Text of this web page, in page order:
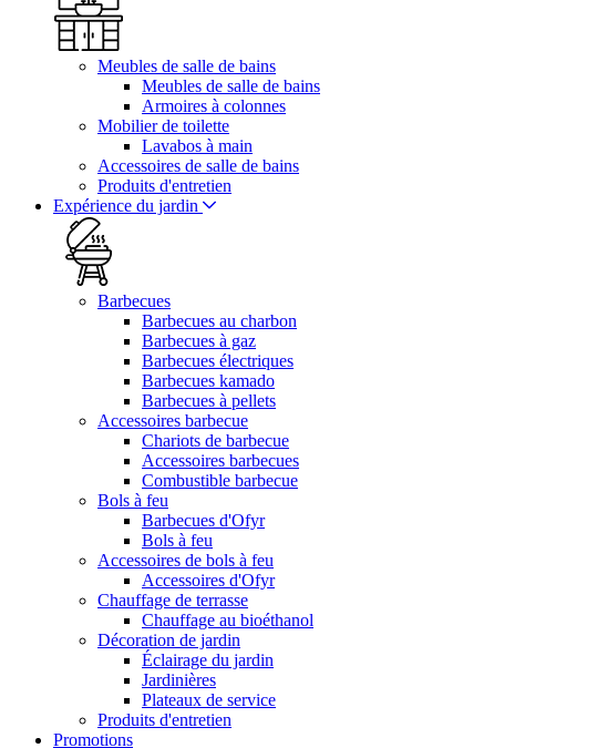
Meubles de salle de bains
Meubles de salle de bains
Armoires à colonnes
Mobilier de toilette
Lavabos à main
Accessoires de salle de bains
Produits d'entretien
Expérience du jardin
Barbecues
Barbecues au charbon
Barbecues à gaz
Barbecues électriques
Barbecues kamado
Barbecues à pellets
Accessoires barbecue
Chariots de barbecue
Accessoires barbecues
Combustible barbecue
Bols à feu
Barbecues d'Ofyr
Bols à feu
Accessoires de bols à feu
Accessoires d'Ofyr
Chauffage de terrasse
Chauffage au bioéthanol
Décoration de jardin
Éclairage du jardin
Jardinières
Plateaux de service
Produits d'entretien
Promotions